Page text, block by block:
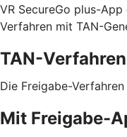
VR SecureGo plus-
Verfahren mit TAN-
TAN-
Die Freigabe-
Mit Freigabe-